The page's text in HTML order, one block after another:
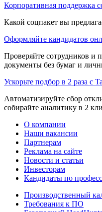
Корпоративная поддержка
Какой соцпакет вы
Оформляйте кандидатов
Проверяйте сотрудников и
документы без бумаг и
Ускорьте подбор в 2 раза с
Автоматизируйте сбор
собирайте аналитику в 2
О компании
Наши вакансии
Партнерам
Реклама на сайте
Новости и статьи
Инвесторам
Кандидаты по
Производственный
Требования к ПО